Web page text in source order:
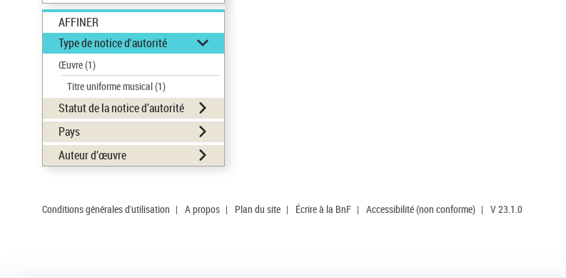
AFFINER
Type de notice d'autorité
Œuvre(1)
Titre uniforme musical(1)
Statut de la notice d’autorité
Pays
Auteur d’œuvre
Conditions générales d'utilisation | A propos | Plan du site | Écrire à la BnF | Accessibilité (non conforme) | V 23.1.0